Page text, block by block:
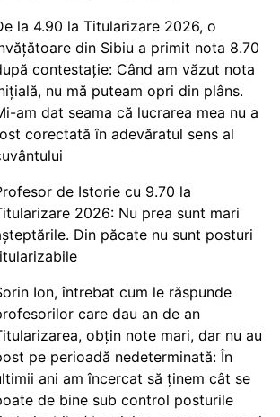
la 4.90 la Titularizare 2026, o
din Sibiu a primit nota 8.70
contestație: Când am văzut nota
nu mă puteam opri din plâns.
am dat seama că lucrarea mea nu a
corectată în adevăratul sens al
de Istorie cu 9.70 la
2026: Nu prea sunt mari
Din păcate nu sunt posturi
Ion, întrebat cum le răspunde
care dau an de an
obțin note mari, dar nu au
pe perioadă nedeterminată: În
ani am încercat să ținem cât se
de bine sub control posturile